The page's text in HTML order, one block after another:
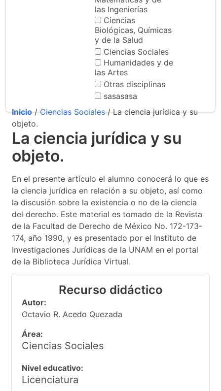
las Ingenierías
Ciencias
Biológicas, Químicas
y de la Salud
Ciencias Sociales
Humanidades y de
las Artes
Otras disciplinas
sasasasa
Inicio/Ciencias Sociales/ La ciencia jurídica y su
objeto.
La ciencia jurídica y su
objeto.
En el presente artículo el alumno conocerá lo que es
la ciencia jurídica en relación a su objeto, así como
la discusión sobre la existencia o no de la ciencia
del derecho. Este material es tomado de la Revista
de la Facultad de Derecho de México No. 172-173-
174, año 1990, y es presentado por el Instituto de
Investigaciones Jurídicas de la UNAM en el portal
de la Biblioteca Jurídica Virtual.
Recurso didáctico
Autor:
Octavio R. Acedo Quezada
Área:
Ciencias Sociales
Nivel educativo:
Licenciatura